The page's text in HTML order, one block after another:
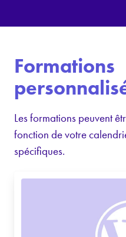
Formations
Les formations peuvent
fonction de votre
spécifiques.